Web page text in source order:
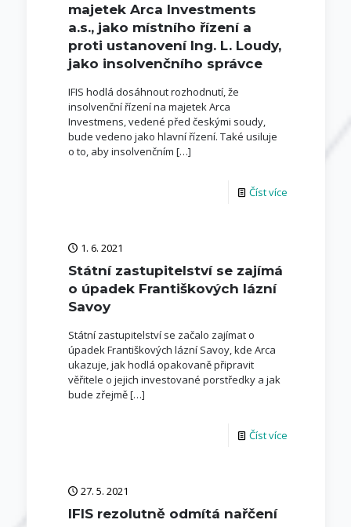
majetek Arca Investments
a.s., jako místního řízení a
proti ustanovení Ing. L. Loudy,
jako insolvenčního správce
IFIS hodlá dosáhnout rozhodnutí, že
insolvenční řízení na majetek Arca
Investmens, vedené před českými soudy,
bude vedeno jako hlavní řízení. Také usiluje
o to, aby insolvenčním […]
Číst více
1. 6. 2021
Státní zastupitelství se zajímá
o úpadek Františkových lázní
Savoy
Státní zastupitelství se začalo zajímat o
úpadek Františkových lázní Savoy, kde Arca
ukazuje, jak hodlá opakovaně připravit
věřitele o jejich investované porstředky a jak
bude zřejmě[…]
Číst více
27. 5. 2021
IFIS rezolutně odmítá nařčení